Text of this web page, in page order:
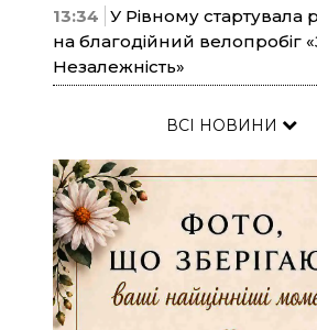
13:34 У Рівному стартувала
на благодійний велопробіг
Незалежність»
ВСІ НОВИНИ